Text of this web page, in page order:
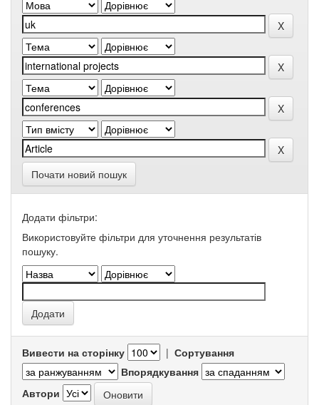
Почати новий пошук
Додати фільтри:
Використовуйте фільтри для уточнення результатів
пошуку.
Вивести на сторінку | Сортування
Впорядкування
Автори